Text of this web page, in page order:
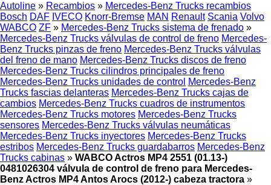
Autoline » Recambios » Mercedes-Benz Trucks recambios
Bosch DAF IVECO Knorr-Bremse MAN Renault Scania Volvo
WABCO ZF » Mercedes-Benz Trucks sistema de frenado »
Mercedes-Benz Trucks válvulas de control de freno Mercedes-
Benz Trucks pinzas de freno Mercedes-Benz Trucks válvulas
del freno de mano Mercedes-Benz Trucks discos de freno
Mercedes-Benz Trucks cilindros principales de freno
Mercedes-Benz Trucks unidades de control Mercedes-Benz
Trucks fascias delanteras Mercedes-Benz Trucks cajas de
cambios Mercedes-Benz Trucks cuadros de instrumentos
Mercedes-Benz Trucks motores Mercedes-Benz Trucks
sensores Mercedes-Benz Trucks válvulas neumáticas
Mercedes-Benz Trucks inyectores Mercedes-Benz Trucks
estribos Mercedes-Benz Trucks guardabarros Mercedes-Benz
Trucks cabinas » WABCO Actros MP4 2551 (01.13-)
0481026304 válvula de control de freno para Mercedes-
Benz Actros MP4 Antos Arocs (2012-) cabeza tractora »